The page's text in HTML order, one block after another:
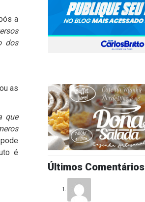
a
dos
as
que
é
Últimos Comentários